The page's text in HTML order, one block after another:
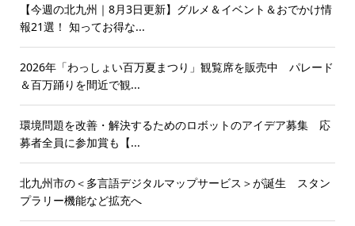
【今週の北九州｜8月3日更新】グルメ＆イベント＆おでかけ情
報21選！ 知ってお得な...
2026年「わっしょい百万夏まつり」観覧席を販売中 パレード
＆百万踊りを間近で観...
環境問題を改善・解決するためのロボットのアイデア募集 応
募者全員に参加賞も【...
北九州市の＜多言語デジタルマップサービス＞が誕生 スタン
プラリー機能など拡充へ